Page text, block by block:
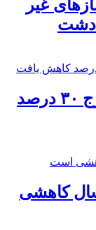
غیر
️قیمت مسکن در کرج ۳۰ درصد
کاهشی